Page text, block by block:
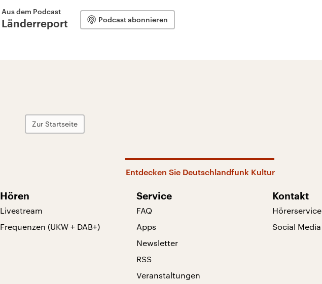
Aus dem Podcast
Länderreport Podcast abonnieren
Zur Startseite
Entdecken Sie Deutschlandfunk Kultur
Hören
Livestream
Frequenzen (UKW + DAB+)
Service
FAQ
Apps
Newsletter
RSS
Veranstaltungen
Kontakt
Hörerservice
Social Media